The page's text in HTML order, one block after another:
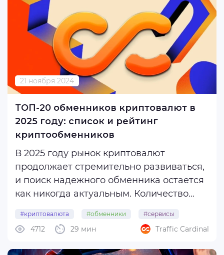
низкой стоимостью ...
21 ноября 2024
ТОП-20 обменников криптовалют в
2025 году: список и рейтинг
криптообменников
В 2025 году рынок криптовалют
продолжает стремительно развиваться,
и поиск надежного обменника остается
как никогда актуальным. Количество
связи с этим выбор оптимального
сервиса становится непростой задачей.
Поэтому мы подготовили этот материал,
#криптовалюта #обменники #сервисы
#топ-20 29 мин
4712 Traffic Cardinal